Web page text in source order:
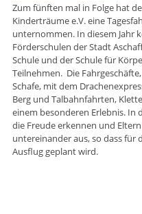
Zum fünften mal in Folge hat
Kinderträume e.V. eine
unternommen. In diesem Jahr
Förderschulen der Stadt
Schule und der Schule für
Teilnehmen. Die
Schafe, mit dem
Berg und Talbahnfahrten,
einem besonderen Erlebnis. In
die Freude erkennen und
untereinander aus, so dass für
Ausflug geplant wird.